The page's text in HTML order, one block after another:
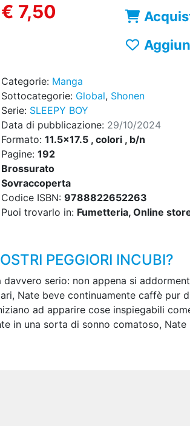
€ 7,50
Categorie: Manga
Sottocategorie: Global, Shonen
Serie: SLEEPY BOY
Data di pubblicazione: 29/10/2024
Formato: 11.5x17.5 , colori , b/n
Pagine: 192
Brossurato
Sovraccoperta
Codice ISBN: 9788822652263
Puoi trovarlo in: Fumetteria, Online
PEGGIORI INCUBI?
serio: non appena si
Nate beve continuamente caffè pur
ad apparire cose inspiegabili
in una sorta di sonno comatoso,